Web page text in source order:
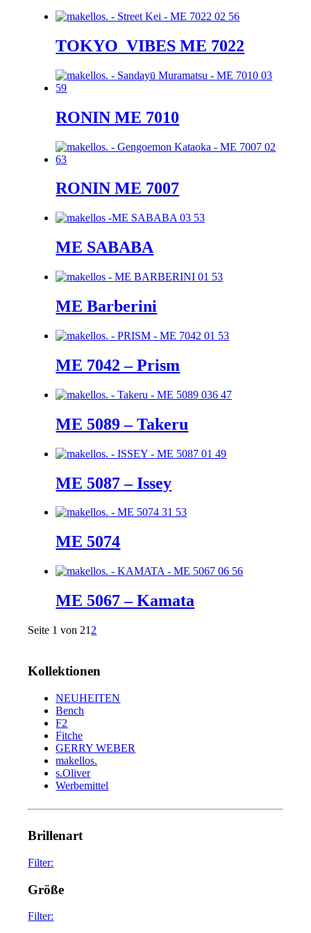
TOKYO_VIBES ME 7022
RONIN ME 7010
RONIN ME 7007
ME SABABA
ME Barberini
ME 7042 – Prism
ME 5089 – Takeru
ME 5087 – Issey
ME 5074
ME 5067 – Kamata
Seite 1 von 21 2
Kollektionen
NEUHEITEN
Bench
F2
Fitche
GERRY WEBER
makellos.
s.Oliver
Werbemittel
Brillenart
Filter:
sunglasses
Größe
Filter: